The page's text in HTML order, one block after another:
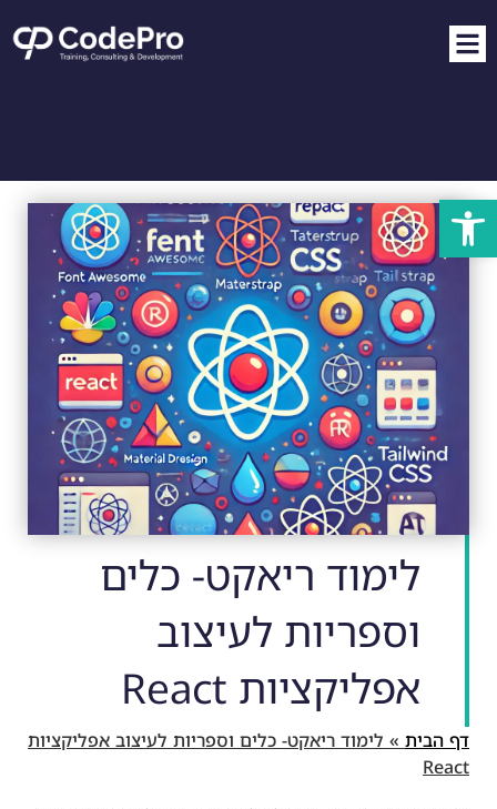
פתח סרגל נגישות
לימוד ריאקט- כלים
וספריות לעיצוב
אפליקציות React
דף הבית » לימוד ריאקט- כלים וספריות לעיצוב אפליקציות
React